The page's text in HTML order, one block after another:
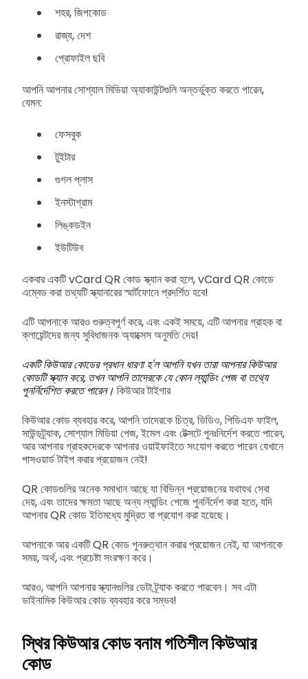
শহর, জিপকোড
রাজ্য, দেশ
প্রোফাইল ছবি
আপনি আপনার সোশ্যাল মিডিয়া অ্যাকাউন্টগুলি অন্তর্ভুক্ত করতে পারেন,
যেমন:
ফেসবুক
টুইটার
গুগল প্লাস
ইনস্টাগ্রাম
লিঙ্কডইন
ইউটিউব
একবার একটি vCard QR কোড স্ক্যান করা হলে, vCard QR কোডে
এম্বেড করা তথ্যটি স্ক্যানারের স্মার্টফোনে প্রদর্শিত হবে!
এটি আপনাকে আরও গুরুত্বপূর্ণ করে, এবং একই সময়ে, এটি আপনার গ্রাহক বা
ক্লায়েন্টদের জন্য সুবিধাজনক অ্যাক্সেস অনুমতি দেয়!
একটি কিউআর কোডের প্রধান ধারণা হ'ল আপনি যখন তারা আপনার কিউআর
কোডটি স্ক্যান করে, তখন আপনি তাদেরকে যে কোন ল্যান্ডিং পেজ বা তথ্যে
পুনর্নির্দেশিত করতে পারেন। কিউআর টাইগার
কিউআর কোড ব্যবহার করে, আপনি তাদেরকে চিত্র, ভিডিও, পিডিএফ ফাইল,
সাউন্ডট্র্যাক, সোশ্যাল মিডিয়া পেজ, ইমেল এবং টেক্সটে পুনঃনির্দেশ করতে পারেন,
আর আপনার গ্রাহকদেরকে আপনার ওয়াইফাইতে সংযোগ করতে পারেন যেখানে
পাসওয়ার্ড টাইপ করার প্রয়োজন নেই!
QR কোডগুলির অনেক সমাধান আছে যা বিভিন্ন প্রয়োজনের যথাযথ সেবা
দেয়, এবং তাদের ক্ষমতা আছে অন্য ল্যান্ডিং পেজে পুনর্নির্দেশ করা হতে, যদি
আপনার QR কোড ইতিমধ্যে মুদ্রিত বা প্রযোগ করা হয়েছে।
আপনাকে আর একটি QR কোড পুনরুত্থান করার প্রয়োজন নেই, যা আপনাকে
সময়, অর্থ, এবং প্রচেষ্টা সংরক্ষণ করে।
আরও, আপনি আপনার স্ক্যানগুলির ডেটা ট্র্যাক করতে পারবেন। সব এটা
ডাইনামিক কিউআর কোড ব্যবহার করে সম্ভব!
স্থির কিউআর কোড বনাম গতিশীল কিউআর
কোড